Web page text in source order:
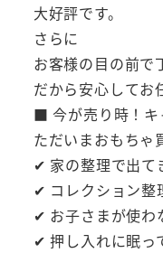
大好評です。
さらに
お客様の目の前で
だから安心してお
■ 今が売り時！キ
ただいまおもちゃ
✔ 家の整理で出て
✔ コレクション整
✔ お子さまが使わ
✔ 押し入れに眠っ